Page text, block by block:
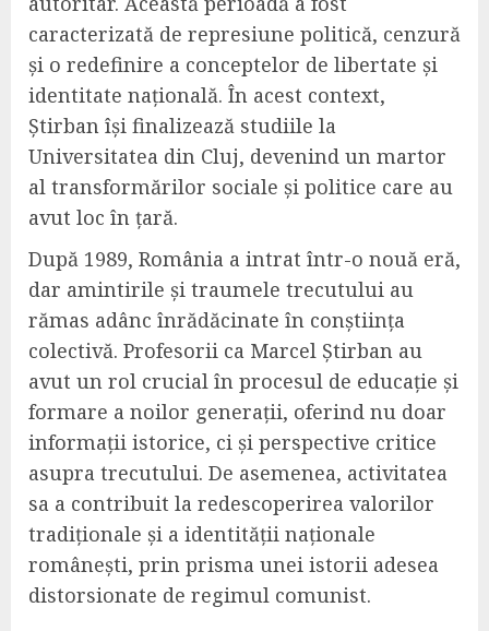
caracterizată de represiune politică, cenzură
și o redefinire a conceptelor de libertate și
identitate națională. În acest context,
Știrban își finalizează studiile la
Universitatea din Cluj, devenind un martor
al transformărilor sociale și politice care au
avut loc în țară.
După 1989, România a intrat într-o nouă eră,
dar amintirile și traumele trecutului au
rămas adânc înrădăcinate în conștiința
colectivă. Profesorii ca Marcel Știrban au
avut un rol crucial în procesul de educație și
formare a noilor generații, oferind nu doar
informații istorice, ci și perspective critice
asupra trecutului. De asemenea, activitatea
sa a contribuit la redescoperirea valorilor
tradiționale și a identității naționale
românești, prin prisma unei istorii adesea
distorsionate de regimul comunist.